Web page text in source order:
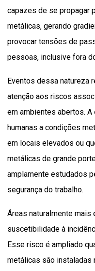
capazes de se propagar
metálicas, gerando
provocar tensões de
pessoas, inclusive fora
Eventos dessa natureza
atenção aos riscos
em ambientes abertos.
humanas a condições
em locais elevados ou
metálicas de grande
amplamente estudados
segurança do trabalho.
Áreas naturalmente mais
suscetibilidade à
Esse risco é ampliado
metálicas são